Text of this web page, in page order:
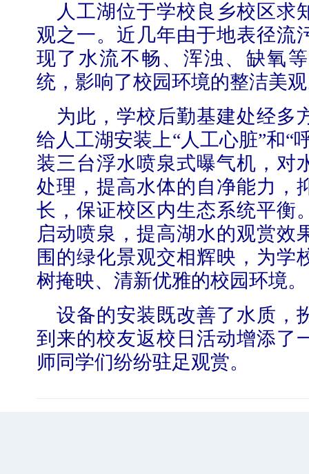
人工湖位于学校良乡校区求
观之一。近几年由于地表径流
现了水流不畅、浑浊、缺氧
统，影响了校园环境的整洁美
为此，学校后勤基建处经多
给人工湖安装上“人工心脏”和“
装三台浮水喷泉式曝气机，对
处理，提高水体的自净能力，
长，保证校区内生态系统平衡
启动喷泉，提高湖水的观赏效
围的绿化景观交相辉映，为学
树掩映、清新优雅的校园环境。
设备的安装既改善了水质，
到来的校友返校日活动增添了
师同学们纷纷驻足观赏。
学校志愿服务冬奥会和冬残奥会专题